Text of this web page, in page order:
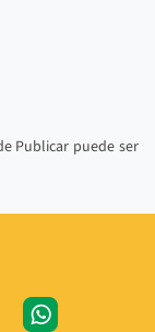
Publicar puede ser